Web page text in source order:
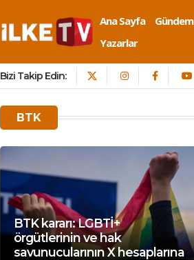
Ana Sayfa Gündem
Yazarlar
Bizi Takip Edin:
BTK
BTK kararı: LGBTİ+
örgütlerinin ve hak
savunucularının X hesaplarına